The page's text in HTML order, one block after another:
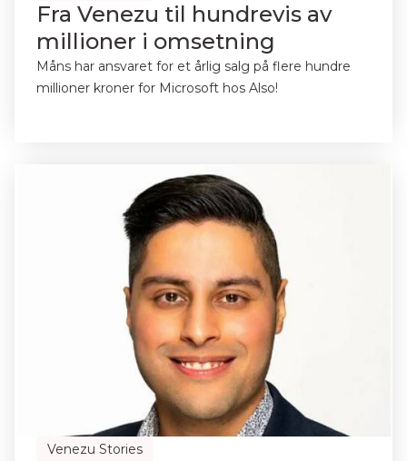
Fra Venezu til hundrevis av
millioner i omsetning
Måns har ansvaret for et årlig salg på flere hundre
millioner kroner for Microsoft hos Also!
Venezu Stories